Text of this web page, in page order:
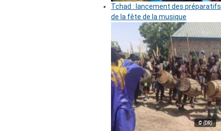
Tchad : lancement des préparatifs
de la fête de la musique
© (DR)